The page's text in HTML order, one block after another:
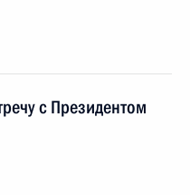
с Президентом